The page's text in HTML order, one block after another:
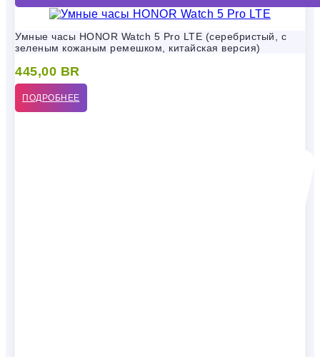
Умные часы HONOR Watch 5 Pro LTE (серебристый, с
зеленым кожаным ремешком, китайская версия)
445,00 BR
ПОДРОБНЕЕ